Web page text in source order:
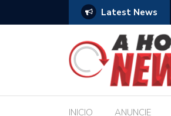
Latest News
escolares e sanciona jornada de 30 horas
INICIO ANUNCIE